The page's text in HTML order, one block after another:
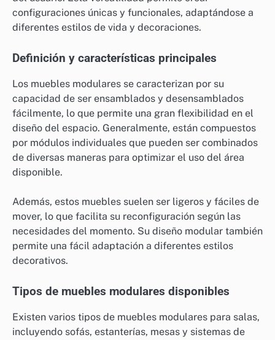
configuraciones únicas y funcionales, adaptándose a
diferentes estilos de vida y decoraciones.
Definición y características principales
Los muebles modulares se caracterizan por su
capacidad de ser ensamblados y desensamblados
fácilmente, lo que permite una gran flexibilidad en el
diseño del espacio. Generalmente, están compuestos
por módulos individuales que pueden ser combinados
de diversas maneras para optimizar el uso del área
disponible.
Además, estos muebles suelen ser ligeros y fáciles de
mover, lo que facilita su reconfiguración según las
necesidades del momento. Su diseño modular también
permite una fácil adaptación a diferentes estilos
decorativos.
Tipos de muebles modulares disponibles
Existen varios tipos de muebles modulares para salas,
incluyendo sofás, estanterías, mesas y sistemas de